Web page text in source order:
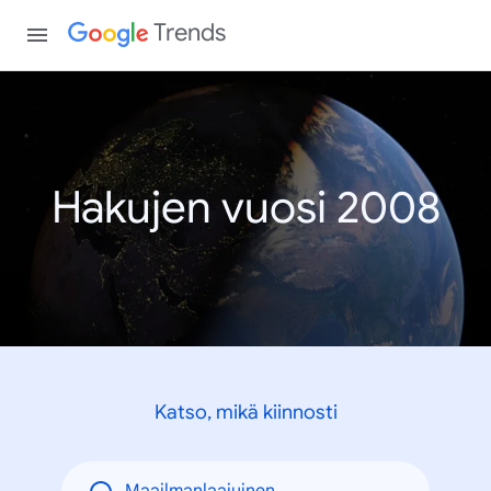
Trends
Hakujen vuosi 2008
Katso, mikä kiinnosti